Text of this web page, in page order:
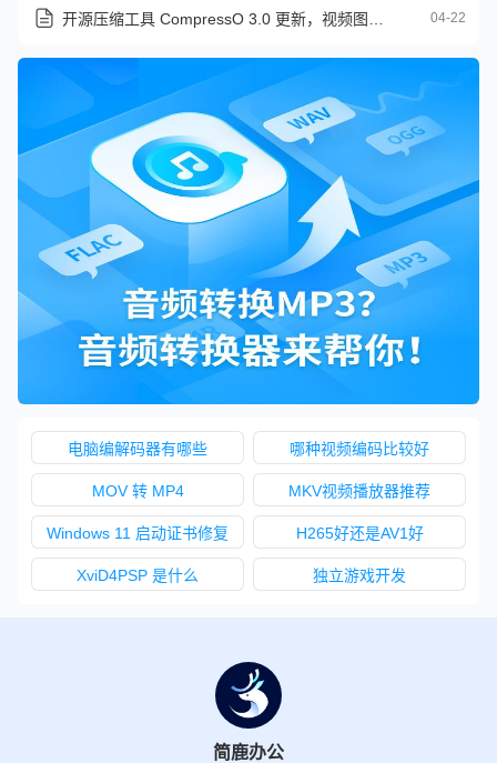
04-22
电脑编解码器有哪些 哪种视频编码比较好
MOV 转 MP4 MKV视频播放器推荐
Windows 11 启动证书修复 H265好还是AV1好
XviD4PSP 是什么 独立游戏开发
简鹿办公